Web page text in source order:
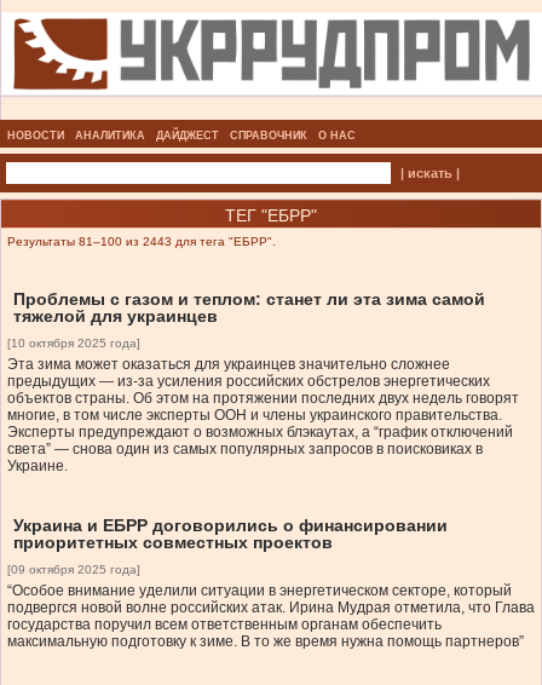
НОВОСТИ АНАЛИТИКА ДАЙДЖЕСТ СПРАВОЧНИК О НАС
| искать |
ТЕГ "ЕБРР"
Результаты 81–100 из 2443 для тега "ЕБРР".
Проблемы с газом и теплом: станет ли эта зима самой
тяжелой для украинцев
[10 октября 2025 года]
Эта зима может оказаться для украинцев значительно сложнее
предыдущих — из-за усиления российских обстрелов энергетических
объектов страны. Об этом на протяжении последних двух недель говорят
многие, в том числе эксперты ООН и члены украинского правительства.
Эксперты предупреждают о возможных блэкаутах, а “график отключений
света” — снова один из самых популярных запросов в поисковиках в
Украине.
Украина и ЕБРР договорились о финансировании
приоритетных совместных проектов
[09 октября 2025 года]
“Особое внимание уделили ситуации в энергетическом секторе, который
подвергся новой волне российских атак. Ирина Мудрая отметила, что Глава
государства поручил всем ответственным органам обеспечить
максимальную подготовку к зиме. В то же время нужна помощь партнеров”